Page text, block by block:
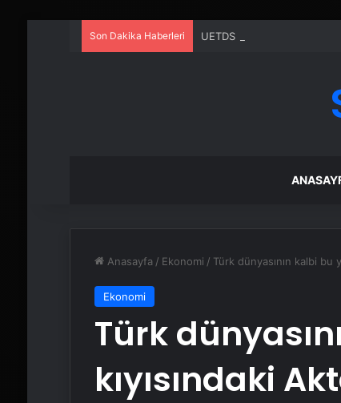
Son Dakika Haberleri UETDS Nedir ? Uetds.com İle
Anasayfa / Ekonomi / Türk dünyasının kalbi bu
Ekonomi
Türk
kıyısındaki